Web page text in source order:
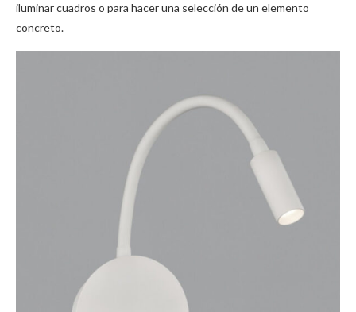
iluminar cuadros o para hacer una selección de un elemento
concreto.